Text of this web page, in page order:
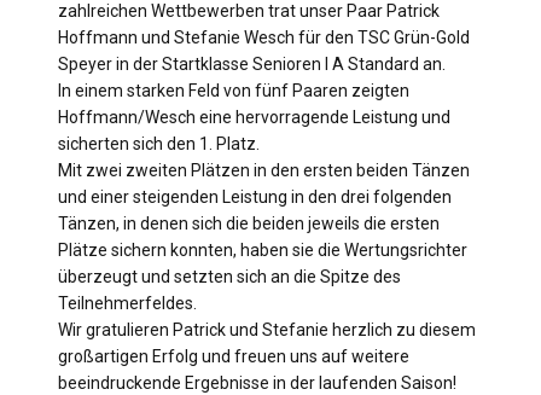
zahlreichen Wettbewerben trat unser Paar Patrick
Hoffmann und Stefanie Wesch für den TSC Grün-Gold
Speyer in der Startklasse Senioren I A Standard an.
In einem starken Feld von fünf Paaren zeigten
Hoffmann/Wesch eine hervorragende Leistung und
sicherten sich den 1. Platz.
Mit zwei zweiten Plätzen in den ersten beiden Tänzen
und einer steigenden Leistung in den drei folgenden
Tänzen, in denen sich die beiden jeweils die ersten
Plätze sichern konnten, haben sie die Wertungsrichter
überzeugt und setzten sich an die Spitze des
Teilnehmerfeldes.
Wir gratulieren Patrick und Stefanie herzlich zu diesem
großartigen Erfolg und freuen uns auf weitere
beeindruckende Ergebnisse in der laufenden Saison!